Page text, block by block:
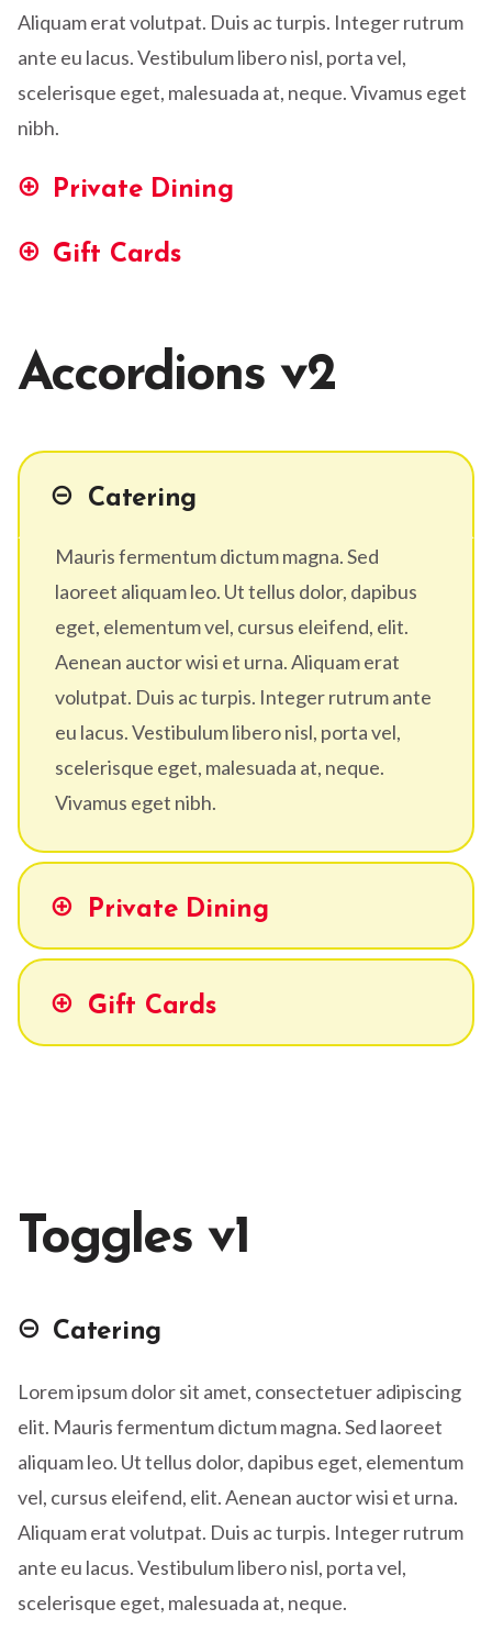
Aliquam erat volutpat. Duis ac turpis. Integer rutrum
ante eu lacus. Vestibulum libero nisl, porta vel,
scelerisque eget, malesuada at, neque. Vivamus eget
nibh.
Private Dining
Gift Cards
Accordions v2
Catering
Mauris fermentum dictum magna. Sed
laoreet aliquam leo. Ut tellus dolor, dapibus
eget, elementum vel, cursus eleifend, elit.
Aenean auctor wisi et urna. Aliquam erat
volutpat. Duis ac turpis. Integer rutrum ante
eu lacus. Vestibulum libero nisl, porta vel,
scelerisque eget, malesuada at, neque.
Vivamus eget nibh.
Private Dining
Gift Cards
Toggles v1
Catering
Lorem ipsum dolor sit amet, consectetuer adipiscing
elit. Mauris fermentum dictum magna. Sed laoreet
aliquam leo. Ut tellus dolor, dapibus eget, elementum
vel, cursus eleifend, elit. Aenean auctor wisi et urna.
Aliquam erat volutpat. Duis ac turpis. Integer rutrum
ante eu lacus. Vestibulum libero nisl, porta vel,
scelerisque eget, malesuada at, neque.